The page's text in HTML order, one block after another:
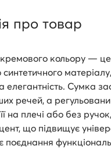
про товар
кольору — це
синтетичного
елегантність. Сумка
речей, а
на плечі або без
що підвищує
поєднання